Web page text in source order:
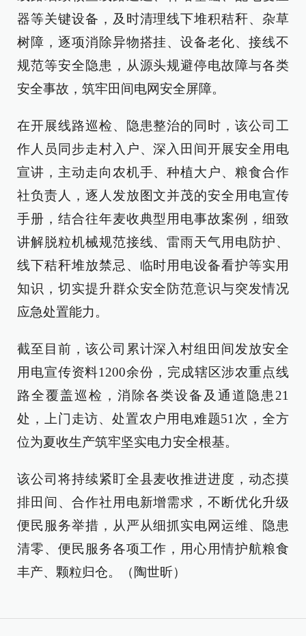
器等关键设备，及时清理线下堆积秸秆、杂草
树障，逐项消除异物搭挂、设备老化、接线不
规范等安全隐患，从源头规避停电故障与各类
安全事故，筑牢田间电网安全屏障。
在开展线路巡检、隐患整治的同时，该公司工
作人员同步走村入户、深入田间开展安全用电
宣讲，主动走向农机手、种植大户、粮食合作
社负责人，逐人发放图文并茂的安全用电宣传
手册，结合往年麦收典型用电事故案例，细致
讲解脱粒机械规范接线、雷雨天气用电防护、
线下秸秆堆放禁忌、临时用电设备看护等实用
知识，切实提升群众安全防范意识与突发情况
应急处置能力。
截至目前，该公司累计深入村组田间发放安全
用电宣传资料1200余份，完成辖区涉农重点线
路全覆盖巡检，消除各类设备及通道隐患21
处，上门走访、处置农户用电难题51次，全方
位为夏收生产筑牢坚实电力安全根基。
该公司将持续紧盯全县麦收推进进度，动态摸
排田间、合作社用电新增需求，不断优化升级
便民服务举措，从严从细抓实电网运维、隐患
清零、便民服务各项工作，用心用情护航粮食
丰产、颗粒归仓。（陶世昕）